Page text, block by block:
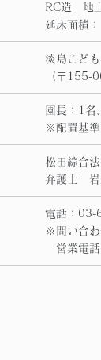
RC造 地
延床面積
淡島こど
（〒155-
園長：1名
※配置基準
松田綜合
弁護士 岩
電話：03-
※問い合わ
営業電話